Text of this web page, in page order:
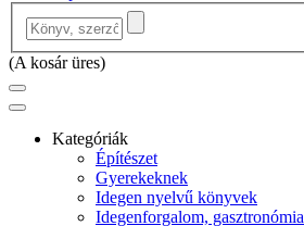
(A kosár üres)
Kategóriák
Építészet
Gyerekeknek
Idegen nyelvű könyvek
Idegenforgalom, gasztronómia